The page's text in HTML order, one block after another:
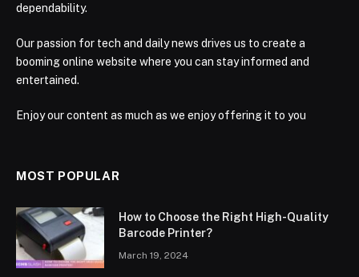
dependability.
Our passion for tech and daily news drives us to create a
booming online website where you can stay informed and
entertained.
Enjoy our content as much as we enjoy offering it to you
MOST POPULAR
How to Choose the Right High-Quality
Barcode Printer?
March 19, 2024